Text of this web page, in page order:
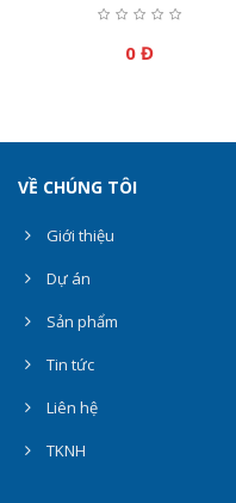
0 Đ
VỀ CHÚNG TÔI
Giới thiệu
Dự án
Sản phẩm
Tin tức
Liên hệ
TKNH